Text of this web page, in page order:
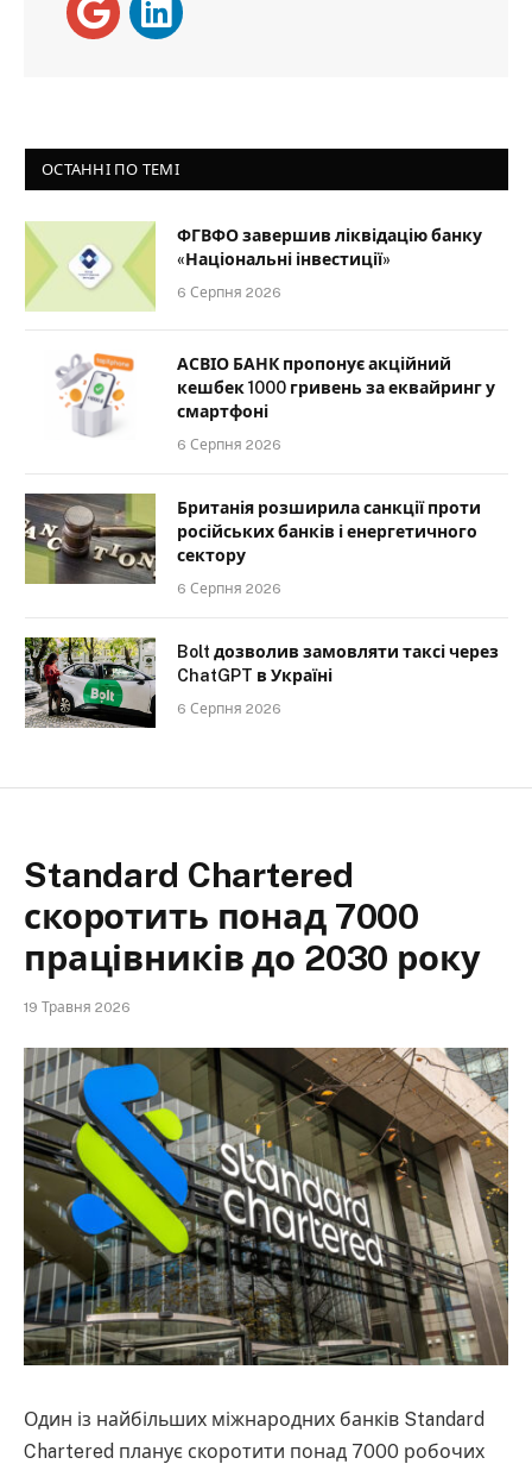
ОСТАННІ ПО ТЕМІ
ФГВФО завершив ліквідацію банку
«Національні інвестиції»
6 Серпня 2026
АСВІО БАНК пропонує акційний
кешбек 1000 гривень за еквайринг у
смартфоні
6 Серпня 2026
Британія розширила санкції проти
російських банків і енергетичного
сектору
6 Серпня 2026
Bolt дозволив замовляти таксі через
ChatGPT в Україні
6 Серпня 2026
Standard Chartered
скоротить понад 7000
працівників до 2030 року
19 Травня 2026
Один із найбільших міжнародних банків Standard
Chartered планує скоротити понад 7000 робочих